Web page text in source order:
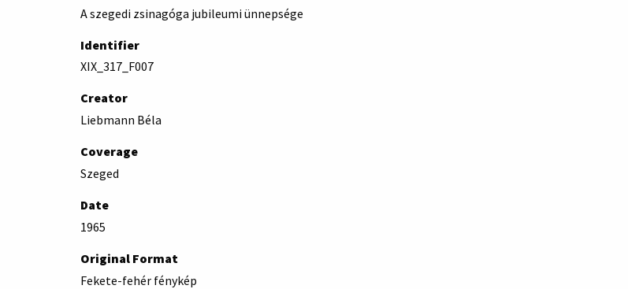
A szegedi zsinagóga jubileumi ünnepsége
Identifier
XIX_317_F007
Creator
Liebmann Béla
Coverage
Szeged
Date
1965
Original Format
Fekete-fehér fénykép